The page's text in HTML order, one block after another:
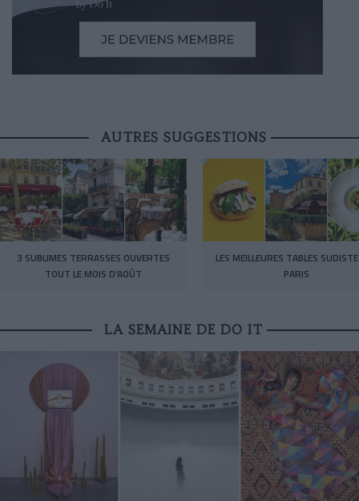
AUTRES SUGGESTIONS
3 SUBLIMES TERRASSES OUVERTES
TOUT LE MOIS D’AOÛT
LES MEILLEURES TABLES
PARIS
LA SEMAINE DE DO IT